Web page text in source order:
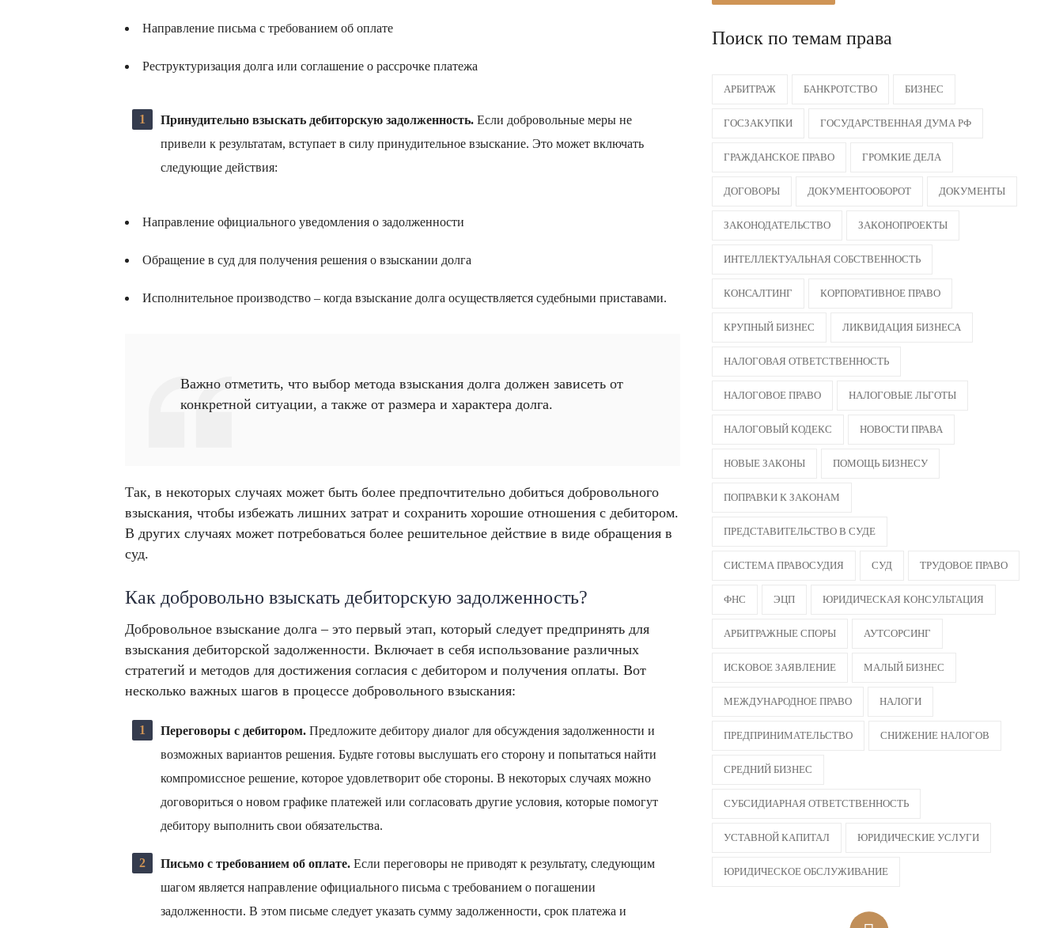
Направление письма с требованием об оплате
Реструктуризация долга или соглашение о рассрочке платежа
Принудительно взыскать дебиторскую задолженность.Если добровольные меры не
привели к результатам, вступает в силу принудительное взыскание. Это может включать
следующие действия:
Направление официального уведомления о задолженности
Обращение в суд для получения решения о взыскании долга
Исполнительное производство – когда взыскание долга осуществляется судебными приставами.
Важно отметить, что выбор метода взыскания долга должен зависеть от
конкретной ситуации, а также от размера и характера долга.
Так, в некоторых случаях может быть более предпочтительно добиться добровольного
взыскания, чтобы избежать лишних затрат и сохранить хорошие отношения с дебитором.
В других случаях может потребоваться более решительное действие в виде обращения в
суд.
Как добровольно взыскать дебиторскую задолженность?
Добровольное взыскание долга – это первый этап, который следует предпринять для
взыскания дебиторской задолженности. Включает в себя использование различных
стратегий и методов для достижения согласия с дебитором и получения оплаты. Вот
несколько важных шагов в процессе добровольного взыскания:
Переговоры с дебитором.Предложите дебитору диалог для обсуждения задолженности и
возможных вариантов решения. Будьте готовы выслушать его сторону и попытаться найти
компромиссное решение, которое удовлетворит обе стороны. В некоторых случаях можно
договориться о новом графике платежей или согласовать другие условия, которые помогут
дебитору выполнить свои обязательства.
Письмо с требованием об оплате.Если переговоры не приводят к результату, следующим
шагом является направление официального письма с требованием о погашении
задолженности. В этом письме следует указать сумму задолженности, срок платежа и
Поиск по темам права
АРБИТРАЖ БАНКРОТСТВО БИЗНЕС
ГОСЗАКУПКИ ГОСУДАРСТВЕННАЯ ДУМА РФ
ГРАЖДАНСКОЕ ПРАВО ГРОМКИЕ ДЕЛА
ДОГОВОРЫ ДОКУМЕНТООБОРОТ ДОКУМЕНТЫ
ЗАКОНОДАТЕЛЬСТВО ЗАКОНОПРОЕКТЫ
ИНТЕЛЛЕКТУАЛЬНАЯ СОБСТВЕННОСТЬ
КОНСАЛТИНГ КОРПОРАТИВНОЕ ПРАВО
КРУПНЫЙ БИЗНЕС ЛИКВИДАЦИЯ БИЗНЕСА
НАЛОГОВАЯ ОТВЕТСТВЕННОСТЬ
НАЛОГОВОЕ ПРАВО НАЛОГОВЫЕ ЛЬГОТЫ
НАЛОГОВЫЙ КОДЕКС НОВОСТИ ПРАВА
НОВЫЕ ЗАКОНЫ ПОМОЩЬ БИЗНЕСУ
ПОПРАВКИ К ЗАКОНАМ
ПРЕДСТАВИТЕЛЬСТВО В СУДЕ
СИСТЕМА ПРАВОСУДИЯ СУД ТРУДОВОЕ ПРАВО
ФНС ЭЦП ЮРИДИЧЕСКАЯ КОНСУЛЬТАЦИЯ
АРБИТРАЖНЫЕ СПОРЫ АУТСОРСИНГ
ИСКОВОЕ ЗАЯВЛЕНИЕ МАЛЫЙ БИЗНЕС
МЕЖДУНАРОДНОЕ ПРАВО НАЛОГИ
ПРЕДПРИНИМАТЕЛЬСТВО СНИЖЕНИЕ НАЛОГОВ
СРЕДНИЙ БИЗНЕС
СУБСИДИАРНАЯ ОТВЕТСТВЕННОСТЬ
УСТАВНОЙ КАПИТАЛ ЮРИДИЧЕСКИЕ УСЛУГИ
ЮРИДИЧЕСКОЕ ОБСЛУЖИВАНИЕ